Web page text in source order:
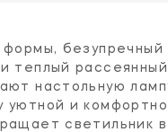
формы, безупречный
теплый
настольную
уютной и
светильник в